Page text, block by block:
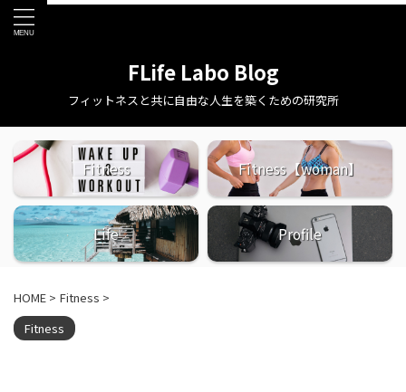
FLife Labo Blog
フィットネスと共に自由な人生を築くための研究所
Fitness Fitness【woman】
Life Profile
HOME > Fitness >
Fitness